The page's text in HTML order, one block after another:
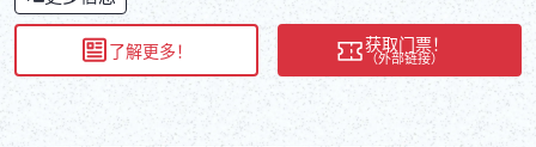
了解更多！ 获取门票！
（外部链接）